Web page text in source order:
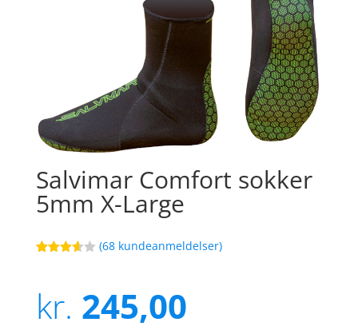
Salvimar Comfort sokker
5mm X-Large
af 5
baseret
på
(68 kundeanmeldelser)
kr. 245,00